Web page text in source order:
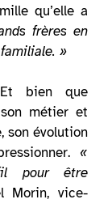
qu’elle a
frères en
»
bien que
son métier et
son évolution
«
pour être
Morin, vice-